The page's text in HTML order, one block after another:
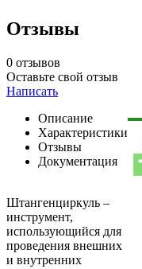
Отзывы
0 отзывов
Оставьте свой отзыв
Написать
Описание
Характеристики
Отзывы
Документация
Штангенциркуль –
инструмент,
использующийся для
проведения внешних
и внутренних